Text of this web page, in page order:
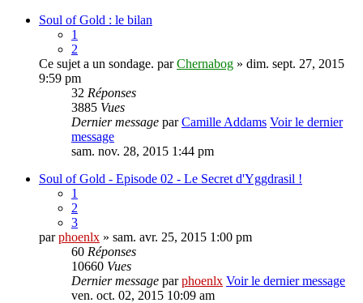
Soul of Gold : le bilan
1
2
Ce sujet a un sondage. parChernabog » dim. sept. 27, 2015
9:59 pm
32 Réponses
3885 Vues
Dernier message parCamille Addams Voir le dernier
message
sam. nov. 28, 2015 1:44 pm
Soul of Gold - Episode 02 - Le Secret d'Yggdrasil !
1
2
3
parphoenlx » sam. avr. 25, 2015 1:00 pm
60 Réponses
10660 Vues
Dernier message parphoenlx Voir le dernier message
ven. oct. 02, 2015 10:09 am